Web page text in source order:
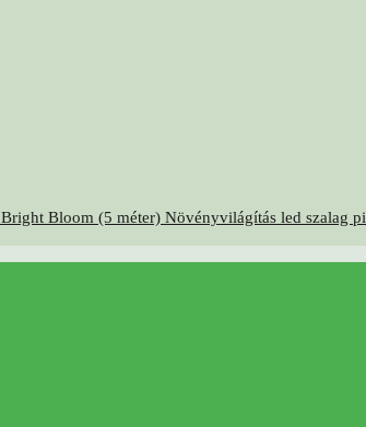
Bright Bloom (5 méter) Növényvilágítás led szalag